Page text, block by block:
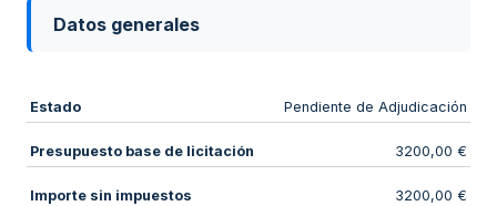
Datos generales
Estado Pendiente de Adjudicación
Presupuesto base de licitación 3200,00 €
Importe sin impuestos 3200,00 €